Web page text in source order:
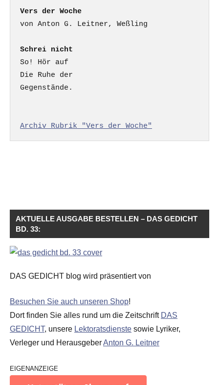
Vers der Woche
Schrei nicht
So! Hör auf
Die Ruhe der
Gegenstände.
Archiv Rubrik "Vers der Woche"
AKTUELLE AUSGABE BESTELLEN – DAS GEDICHT
BD. 33:
DAS GEDICHT blog wird präsentiert von
Besuchen Sie auch unseren Shop!
Dort finden Sie alles rund um die Zeitschrift DAS
GEDICHT, unsere Lektoratsdienste sowie Lyriker,
Verleger und HerausgeberAnton G. Leitner
EIGENANZEIGE